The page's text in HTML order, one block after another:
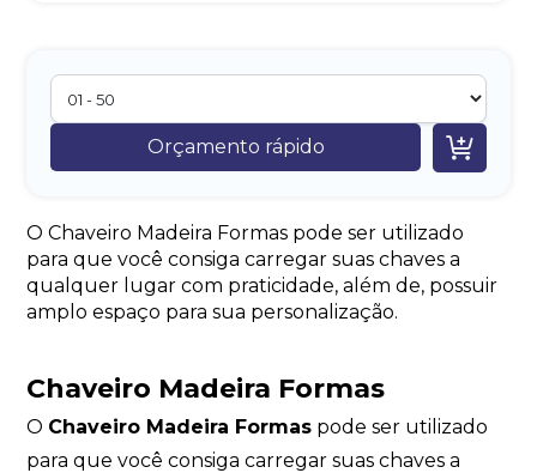
Orçamento rápido 
O Chaveiro Madeira Formas pode ser utilizado
para que você consiga carregar suas chaves a
qualquer lugar com praticidade, além de, possuir
amplo espaço para sua personalização.
Chaveiro Madeira Formas
O Chaveiro Madeira Formas pode ser utilizado
para que você consiga carregar suas chaves a